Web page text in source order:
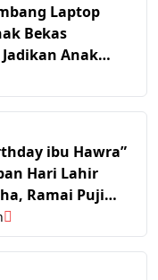
Laptop
Bekas
Anak
ibu Hawra”
Hari Lahir
Ramai Puji
Kamal